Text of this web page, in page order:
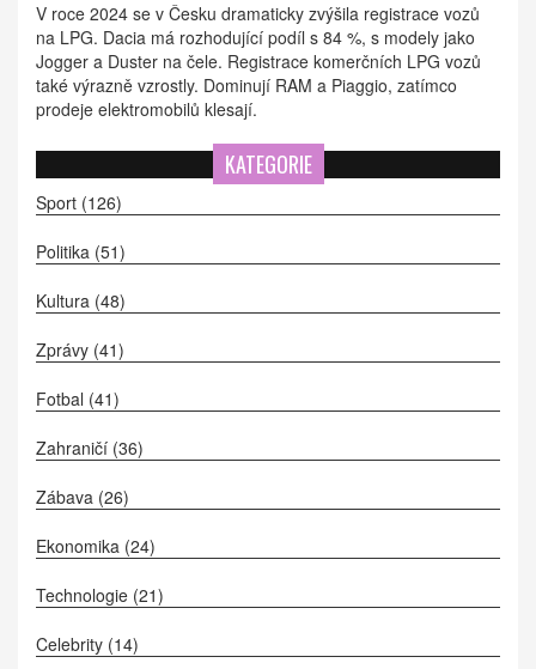
V roce 2024 se v Česku dramaticky zvýšila registrace vozů
na LPG. Dacia má rozhodující podíl s 84 %, s modely jako
Jogger a Duster na čele. Registrace komerčních LPG vozů
také výrazně vzrostly. Dominují RAM a Piaggio, zatímco
prodeje elektromobilů klesají.
KATEGORIE
Sport (126)
Politika (51)
Kultura (48)
Zprávy (41)
Fotbal (41)
Zahraničí (36)
Zábava (26)
Ekonomika (24)
Technologie (21)
Celebrity (14)